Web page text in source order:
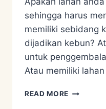
sehingga harus
memiliki sebidang
dijadikan kebun?
untuk
Atau memiliki
READ MORE